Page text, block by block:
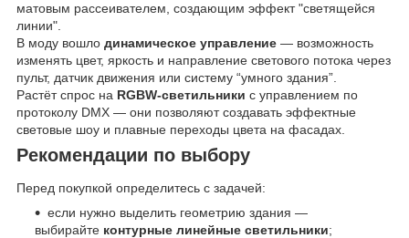
матовым рассеивателем, создающим эффект "светящейся
линии".
В моду вошло динамическое управление — возможность
изменять цвет, яркость и направление светового потока через
пульт, датчик движения или систему “умного здания”.
Растёт спрос на RGBW-светильники с управлением по
протоколу DMX — они позволяют создавать эффектные
световые шоу и плавные переходы цвета на фасадах.
Рекомендации по выбору
Перед покупкой определитесь с задачей:
если нужно выделить геометрию здания —
выбирайте контурные линейные светильники;